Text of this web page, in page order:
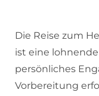
Die Reise zum
ist eine
persönliches
Vorbereitung